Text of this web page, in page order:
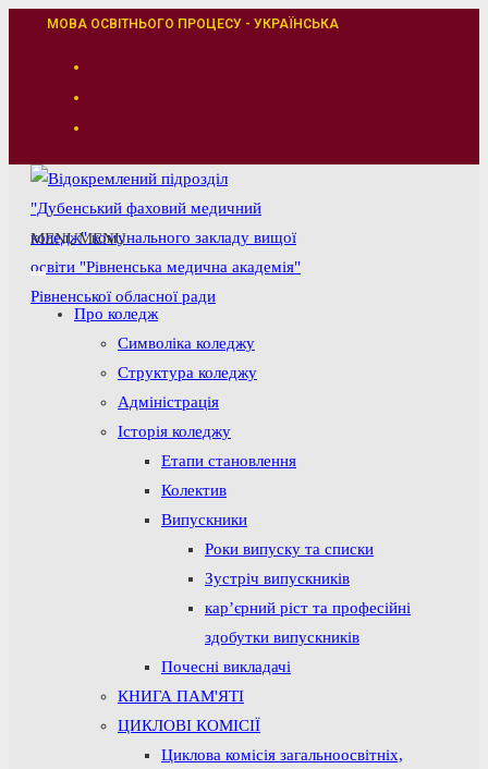
ПерейтиМОВА ОСВІТНЬОГО ПРОЦЕСУ - УКРАЇНСЬКА
MENUMENU
Про коледж
Символіка коледжу
Структура коледжу
Адміністрація
Історія коледжу
Етапи становлення
Колектив
Випускники
Роки випуску та списки
Зустріч випускників
кар’єрний ріст та професійні
здобутки випускників
Почесні викладачі
КНИГА ПАМ'ЯТІ
ЦИКЛОВІ КОМІСІЇ
Циклова комісія загальноосвітніх,